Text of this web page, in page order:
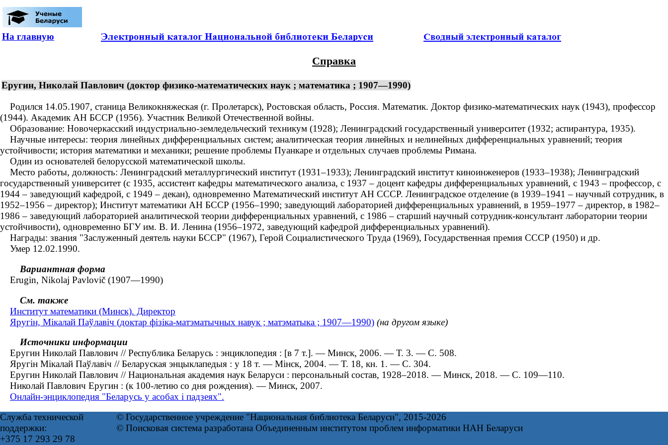
На главную
Справка
Еругин, Николай Павлович (доктор физико-математических наук ; математика ; 1907—1990)
Родился 14.05.1907, станица Великокняжеская (г. Пролетарск), Ростовская область, Россия. Математик. Доктор физико-математических наук (1943), профессор
(1944). Академик АН БССР (1956). Участник Великой Отечественной войны.
Образование: Новочеркасский индустриально-земледельческий техникум (1928); Ленинградский государственный университет (1932; аспирантура, 1935).
Научные интересы: теория линейных дифференциальных систем; аналитическая теория линейных и нелинейных дифференциальных уравнений; теория
устойчивости; история математики и механики; решение проблемы Пуанкаре и отдельных случаев проблемы Римана.
Один из основателей белорусской математической школы.
Место работы, должность: Ленинградский металлургический институт (1931–1933); Ленинградский институт киноинженеров (1933–1938); Ленинградский
государственный университет (с 1935, ассистент кафедры математического анализа, с 1937 – доцент кафедры дифференциальных уравнений, с 1943 – профессор, с
1944 – заведующий кафедрой, с 1949 – декан), одновременно Математический институт АН СССР. Ленинградское отделение (в 1939–1941 – научный сотрудник, в
1952–1956 – директор); Институт математики АН БССР (1956–1990; заведующий лабораторией дифференциальных уравнений, в 1959–1977 – директор, в 1982–
1986 – заведующий лабораторией аналитической теории дифференциальных уравнений, с 1986 – старший научный сотрудник-консультант лаборатории теории
устойчивости), одновременно БГУ им. В. И. Ленина (1956–1972, заведующий кафедрой дифференциальных уравнений).
Награды: звания "Заслуженный деятель науки БССР" (1967), Герой Социалистического Труда (1969), Государственная премия СССР (1950) и др.
Умер 12.02.1990.
Вариантная форма
Erugin, Nikolaj Pavlovič (1907—1990)
См. также
Институт математики (Минск). Директор
Яругін, Мікалай Паўлавіч (доктар фізіка-матэматычных навук ; матэматыка ; 1907—1990) (на другом языке)
Источники информации
Еругин Николай Павлович // Республика Беларусь : энциклопедия : [в 7 т.]. — Минск, 2006. — Т. 3. — С. 508.
Яругін Мікалай Паўлавіч // Беларуская энцыклапедыя : у 18 т. — Мінск, 2004. — Т. 18, кн. 1. — С. 304.
Еругин Николай Павлович // Национальная академия наук Беларуси : персональный состав, 1928–2018. — Минск, 2018. — С. 109—110.
Николай Павлович Еругин : (к 100-летию со дня рождения). — Минск, 2007.
Онлайн-энциклопедия "Беларусь у асобах і падзеях".
Служба технической
поддержки:
+375 17 293 29 78
© Государственное учреждение "Национальная библиотека Беларуси", 2015-2026
© Поисковая система разработана Объединенным институтом проблем информатики НАН Беларуси